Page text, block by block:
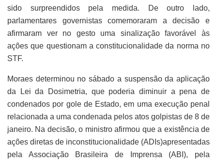
sido surpreendidos pela medida. De outro lado,
parlamentares governistas comemoraram a decisão e
afirmaram ver no gesto uma sinalização favorável às
ações que questionam a constitucionalidade da norma no
STF.
Moraes determinou no sábado a suspensão da aplicação
da Lei da Dosimetria, que poderia diminuir a pena de
condenados por gole de Estado, em uma execução penal
relacionada a uma condenada pelos atos golpistas de 8 de
janeiro. Na decisão, o ministro afirmou que a existência de
ações diretas de inconstitucionalidade (ADIs)apresentadas
pela Associação Brasileira de Imprensa (ABI), pela